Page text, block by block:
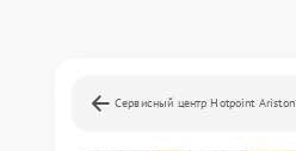
Сервисный центр Hotpoint Ariston